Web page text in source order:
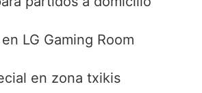
LG Gaming Room
en zona txikis